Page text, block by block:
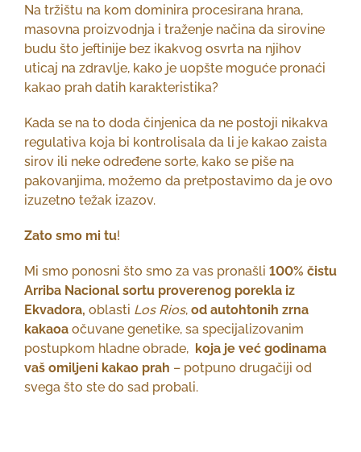
Na tržištu na kom dominira procesirana hrana,
masovna proizvodnja i traženje načina da sirovine
budu što jeftinije bez ikakvog osvrta na njihov
uticaj na zdravlje, kako je uopšte moguće pronaći
kakao prah datih karakteristika?
Kada se na to doda činjenica da ne postoji nikakva
regulativa koja bi kontrolisala da li je kakao zaista
sirov ili neke određene sorte, kako se piše na
pakovanjima, možemo da pretpostavimo da je ovo
izuzetno težak izazov.
Zato smo mi tu!
Mi smo ponosni što smo za vas pronašli 100% čistu
Arriba Nacional sortu proverenog porekla iz
Ekvadora, oblasti Los Rios, od autohtonih zrna
kakaoa očuvane genetike, sa specijalizovanim
postupkom hladne obrade, koja je već godinama
vaš omiljeni kakao prah – potpuno drugačiji od
svega što ste do sad probali.